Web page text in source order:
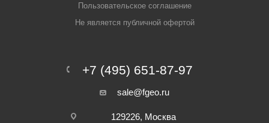
Пользовательское соглашение
Не является публичной офертой
+7 (495) 651-87-97
sale@fgeo.ru
129226, Москва